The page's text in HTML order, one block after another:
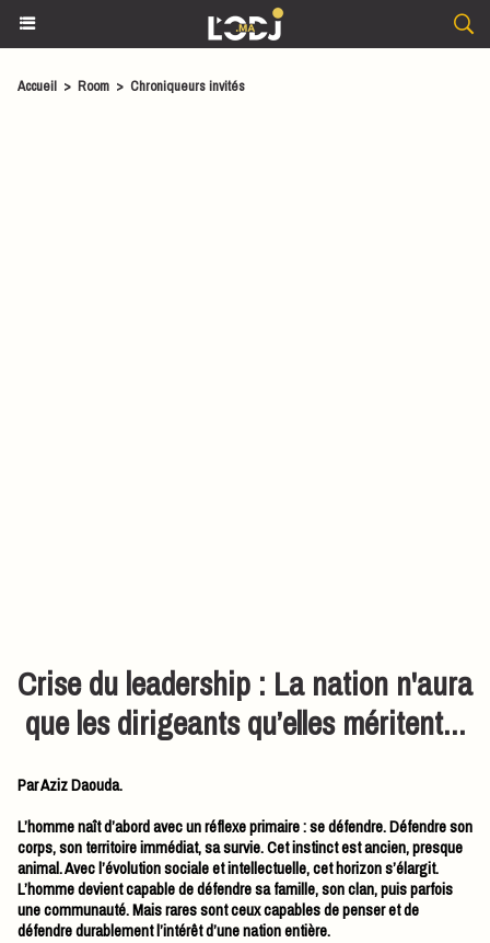
Accueil > Room > Chroniqueurs invités
Crise du leadership : La nation n'aura
que les dirigeants qu’elles méritent...
Par Aziz Daouda.
L’homme naît d’abord avec un réflexe primaire : se défendre. Défendre son
corps, son territoire immédiat, sa survie. Cet instinct est ancien, presque
animal. Avec l’évolution sociale et intellectuelle, cet horizon s’élargit.
L’homme devient capable de défendre sa famille, son clan, puis parfois
une communauté. Mais rares sont ceux capables de penser et de
défendre durablement l’intérêt d’une nation entière.